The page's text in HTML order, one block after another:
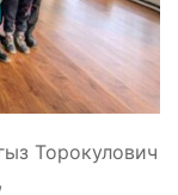
Торокулович